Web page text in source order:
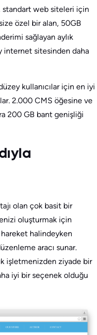
standart web siteleri için
özel bir alan, 50GB
sağlayan aylık
internet sitesinden daha
kullanıcılar için en iyi
2.000 CMS öğesine ve
200 GB bant genişliği
olan çok basit bir
oluşturmak için
hareket halindeyken
aracı sunar.
işletmenizden ziyade bir
iyi bir seçenek olduğu